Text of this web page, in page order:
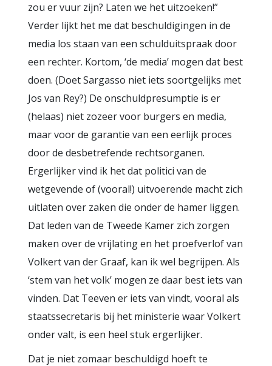
zou er vuur zijn? Laten we het uitzoeken!”
Verder lijkt het me dat beschuldigingen in de
media los staan van een schulduitspraak door
een rechter. Kortom, ‘de media’ mogen dat best
doen. (Doet Sargasso niet iets soortgelijks met
Jos van Rey?) De onschuldpresumptie is er
(helaas) niet zozeer voor burgers en media,
maar voor de garantie van een eerlijk proces
door de desbetrefende rechtsorganen.
Ergerlijker vind ik het dat politici van de
wetgevende of (vooral!) uitvoerende macht zich
uitlaten over zaken die onder de hamer liggen.
Dat leden van de Tweede Kamer zich zorgen
maken over de vrijlating en het proefverlof van
Volkert van der Graaf, kan ik wel begrijpen. Als
‘stem van het volk’ mogen ze daar best iets van
vinden. Dat Teeven er iets van vindt, vooral als
staatssecretaris bij het ministerie waar Volkert
onder valt, is een heel stuk ergerlijker.
Dat je niet zomaar beschuldigd hoeft te